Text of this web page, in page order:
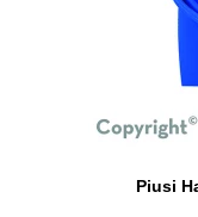
Piusi